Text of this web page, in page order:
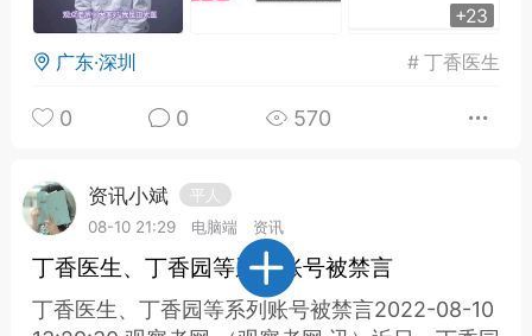
时精气
0
谷气行、营卫通：内经视角
下的脾胃调养要义
谦济书童 0
+23
广东·深圳 #丁香医生
0 0 570
资讯小斌
平人
08-10 21:29
电脑端 资讯
丁香医生、丁香园等系列账号被禁言
丁香医生、丁香园等系列账号被禁言2022-08-10